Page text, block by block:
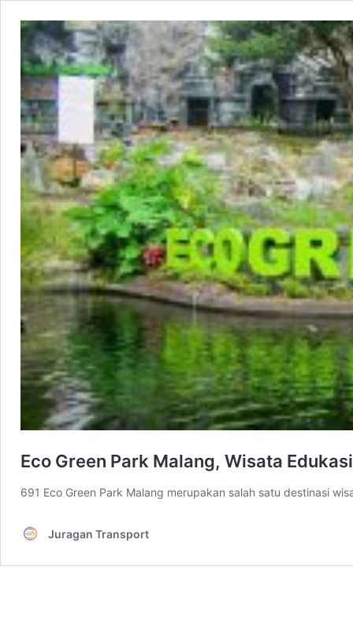
Eco Green Park Malang, Wisata
691 Eco Green Park Malang merupakan salah satu destinasi
Juragan Transport